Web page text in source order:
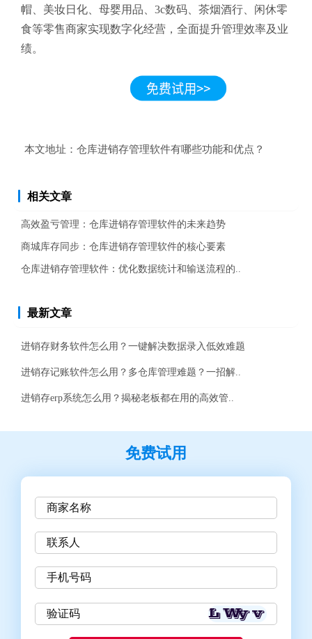
帽、美妆日化、母婴用品、3c数码、茶烟酒行、闲休零
食等零售商家实现数字化经营，全面提升管理效率及业
绩。
本文地址： 仓库进销存管理软件有哪些功能和优点？
相关文章
高效盈亏管理：仓库进销存管理软件的未来趋势
商城库存同步：仓库进销存管理软件的核心要素
仓库进销存管理软件：优化数据统计和输送流程的..
最新文章
进销存财务软件怎么用？一键解决数据录入低效难题
进销存记账软件怎么用？多仓库管理难题？一招解..
进销存erp系统怎么用？揭秘老板都在用的高效管..
免费试用